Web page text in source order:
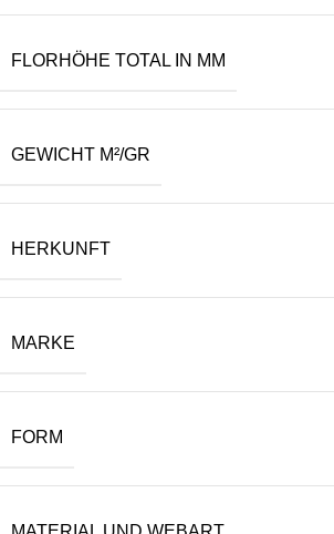
FLORHÖHE TOTAL IN MM
GEWICHT M²/GR
HERKUNFT
MARKE
FORM